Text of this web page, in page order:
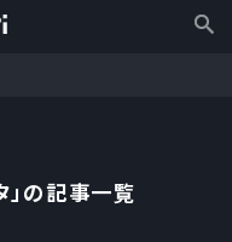
」の記事一覧